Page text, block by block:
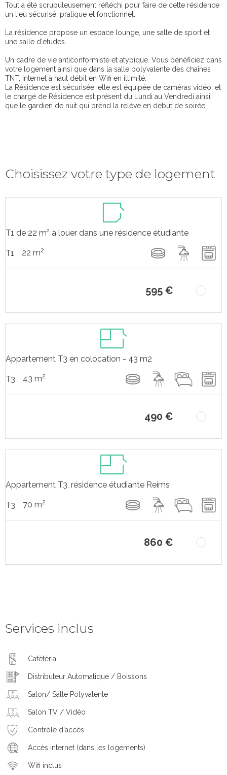
Tout a été scrupuleusement réfléchi pour faire de cette résidence
un lieu sécurisé, pratique et fonctionnel.
La résidence propose un espace lounge, une salle de sport et
une salle d'études.
Un cadre de vie anticonformiste et atypique. Vous bénéficiez dans
votre logement ainsi que dans la salle polyvalente des chaînes
TNT, Internet à haut débit en Wifi en illimité.
La Résidence est sécurisée, elle est équipée de caméras vidéo, et
le chargé de Résidence est présent du Lundi au Vendredi ainsi
que le gardien de nuit qui prend la relève en début de soirée.
Choisissez votre type de logement
T1 de 22 m² à louer dans une résidence étudiante
T1 22 m2
595 €
Appartement T3 en colocation - 43 m2
T3 43 m2
490 €
Appartement T3, résidence étudiante Reims
T3 70 m2
860 €
Services inclus
Cafétéria
Distributeur Automatique / Boissons
Salon/ Salle Polyvalente
Salon TV / Vidéo
Contrôle d'accès
Accès internet (dans les logements)
Wifi inclus